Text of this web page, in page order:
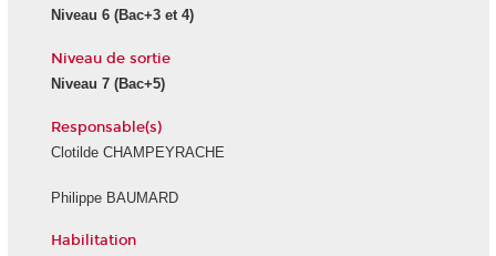
Niveau 6(Bac+3 et 4)
Niveau de sortie
Niveau 7(Bac+5)
Responsable(s)
Clotilde CHAMPEYRACHE
Philippe BAUMARD
Habilitation